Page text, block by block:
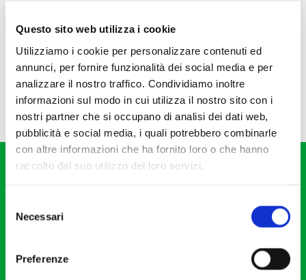
Questo sito web utilizza i cookie
Utilizziamo i cookie per personalizzare contenuti ed
annunci, per fornire funzionalità dei social media e per
analizzare il nostro traffico. Condividiamo inoltre
informazioni sul modo in cui utilizza il nostro sito con i
nostri partner che si occupano di analisi dei dati web,
pubblicità e social media, i quali potrebbero combinarle
con altre informazioni che ha fornito loro o che hanno
raccolto dal suo utilizzo dei loro servizi.
delNecessari
Preferenze
Via S. Giovanni sul Muro, 2